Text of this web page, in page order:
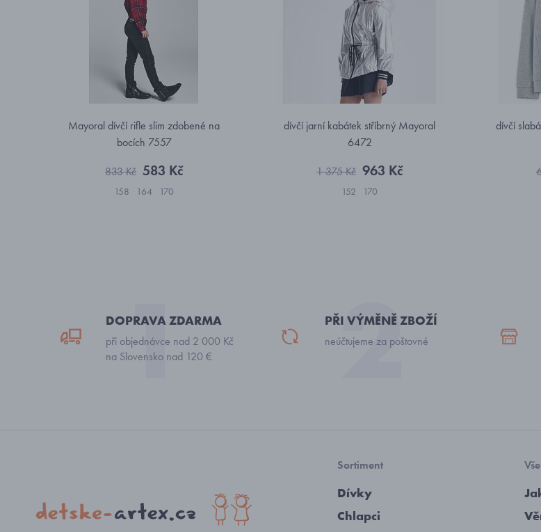
Mayoral dívčí rifle slim zdobené na
bocích 7557
833 Kč 583 Kč
158 164 170
dívčí jarní kabátek stříbrný Mayoral
6472
1 375 Kč 963 Kč
152 170
dívčí
DOPRAVA ZDARMA
při objednávce nad 2 000 Kč
na Slovensko nad 120 €
PŘI VÝMĚNĚ ZBOŽÍ
neúčtujeme za poštovné
Sortiment
Dívky
Chlapci